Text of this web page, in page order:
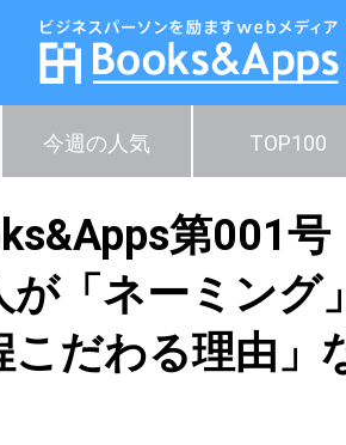
今週の人気 TOP100
第001号
が「ネーミング
こだわる理由」